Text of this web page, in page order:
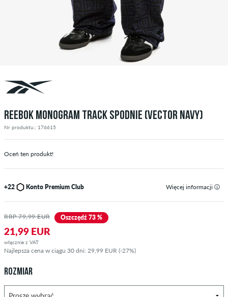
REEBOK MONOGRAM TRACK SPODNIE (VECTOR NAVY)
Nr produktu.: 176615
Oceń ten produkt!
+22 Konto Premium Club Więcej informacji
RRP 79,99 EUR Oszczędź 73 %
21,99 EUR
włącznie z VAT
Najlepsza cena w ciągu 30 dni: 29,99 EUR (-27%)
ROZMIAR